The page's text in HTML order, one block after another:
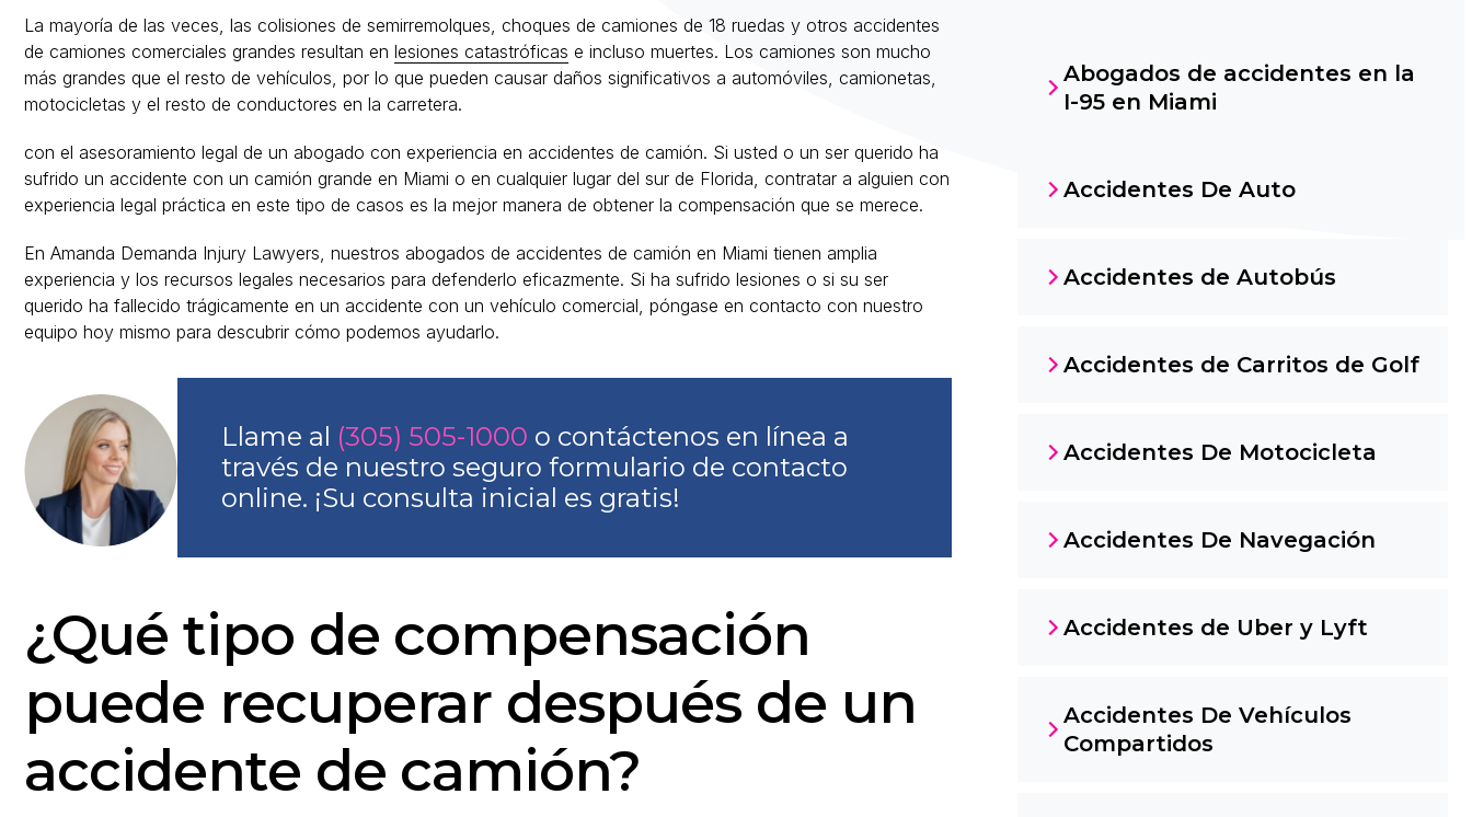
La mayoría de las veces, las colisiones de semirremolques, choques de camiones de 18 ruedas y otros accidentes
de camiones comerciales grandes resultan en lesiones catastróficas e incluso muertes. Los camiones son mucho
más grandes que el resto de vehículos, por lo que pueden causar daños significativos a automóviles, camionetas,
motocicletas y el resto de conductores en la carretera.
con el asesoramiento legal de un abogado con experiencia en accidentes de camión. Si usted o un ser querido ha
sufrido un accidente con un camión grande en Miami o en cualquier lugar del sur de Florida, contratar a alguien con
experiencia legal práctica en este tipo de casos es la mejor manera de obtener la compensación que se merece.
En Amanda Demanda Injury Lawyers, nuestros abogados de accidentes de camión en Miami tienen amplia
experiencia y los recursos legales necesarios para defenderlo eficazmente. Si ha sufrido lesiones o si su ser
querido ha fallecido trágicamente en un accidente con un vehículo comercial, póngase en contacto con nuestro
equipo hoy mismo para descubrir cómo podemos ayudarlo.
Llame al (305) 505-1000 o contáctenos en línea a
través de nuestro seguro formulario de contacto
online. ¡Su consulta inicial es gratis!
¿Qué tipo de compensación
puede recuperar después de un
accidente de camión?
Abogados de accidentes en la
I-95 en Miami
Accidentes De Auto
Accidentes de Autobús
Accidentes de Carritos de Golf
Accidentes De Motocicleta
Accidentes De Navegación
Accidentes de Uber y Lyft
Accidentes De Vehículos
Compartidos